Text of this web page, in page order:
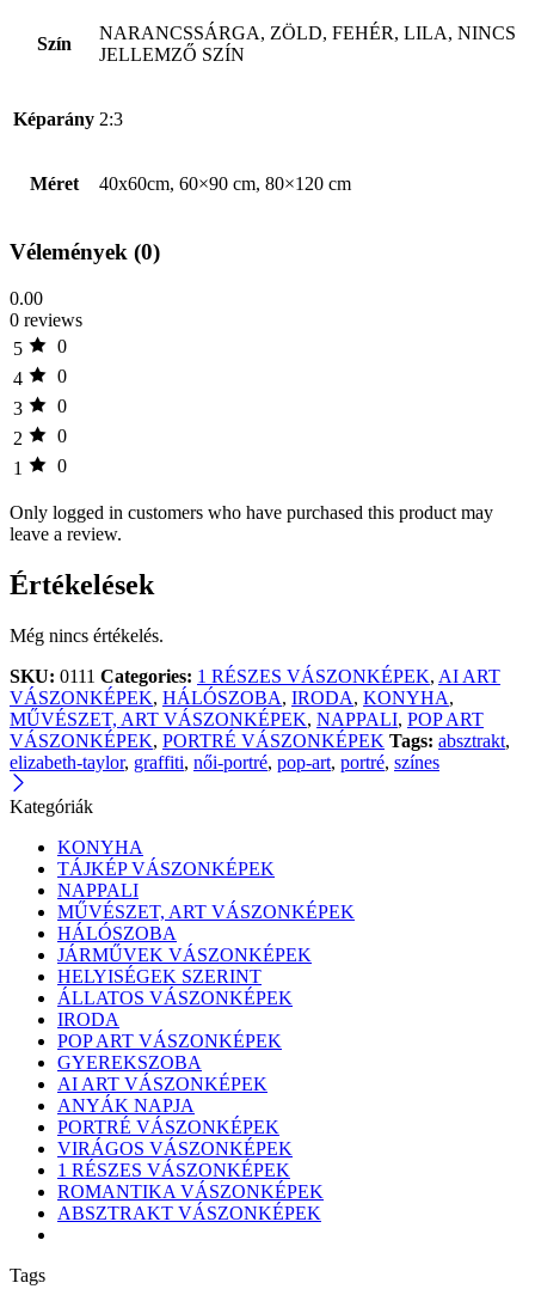
Szín
NARANCSSÁRGA, ZÖLD, FEHÉR, LILA, NINCS
JELLEMZŐ SZÍN
Képarány 2:3
Méret 40x60cm, 60×90 cm, 80×120 cm
Vélemények (0)
0.00
0 reviews
5
0
4
0
3
0
2
0
1
0
Only logged in customers who have purchased this product may
leave a review.
Értékelések
Még nincs értékelés.
SKU: 0111 Categories: 1 RÉSZES VÁSZONKÉPEK, AI ART
VÁSZONKÉPEK, HÁLÓSZOBA, IRODA, KONYHA,
MŰVÉSZET, ART VÁSZONKÉPEK, NAPPALI, POP ART
VÁSZONKÉPEK, PORTRÉ VÁSZONKÉPEK Tags: absztrakt,
elizabeth-taylor, graffiti, női-portré, pop-art, portré, színes
Kategóriák
KONYHA
TÁJKÉP VÁSZONKÉPEK
NAPPALI
MŰVÉSZET, ART VÁSZONKÉPEK
HÁLÓSZOBA
JÁRMŰVEK VÁSZONKÉPEK
HELYISÉGEK SZERINT
ÁLLATOS VÁSZONKÉPEK
IRODA
POP ART VÁSZONKÉPEK
GYEREKSZOBA
AI ART VÁSZONKÉPEK
ANYÁK NAPJA
PORTRÉ VÁSZONKÉPEK
VIRÁGOS VÁSZONKÉPEK
1 RÉSZES VÁSZONKÉPEK
ROMANTIKA VÁSZONKÉPEK
ABSZTRAKT VÁSZONKÉPEK
Tags